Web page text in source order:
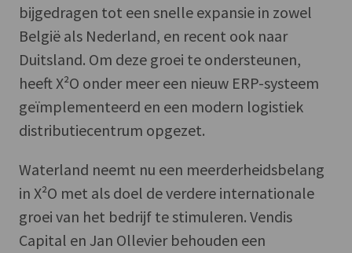
bijgedragen tot een snelle expansie in zowel
België als Nederland, en recent ook naar
Duitsland. Om deze groei te ondersteunen,
heeft X²O onder meer een nieuw ERP-systeem
geïmplementeerd en een modern logistiek
distributiecentrum opgezet.
Waterland neemt nu een meerderheidsbelang
in X²O met als doel de verdere internationale
groei van het bedrijf te stimuleren. Vendis
Capital en Jan Ollevier behouden een